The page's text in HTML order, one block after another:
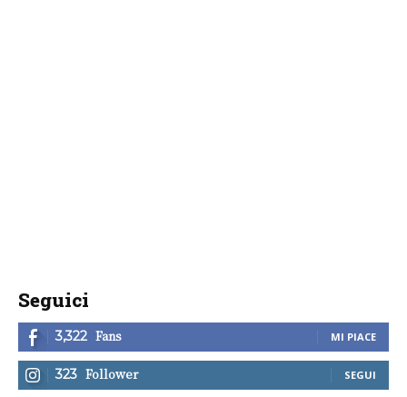
Seguici
3,322 Fans MI PIACE
323 Follower SEGUI